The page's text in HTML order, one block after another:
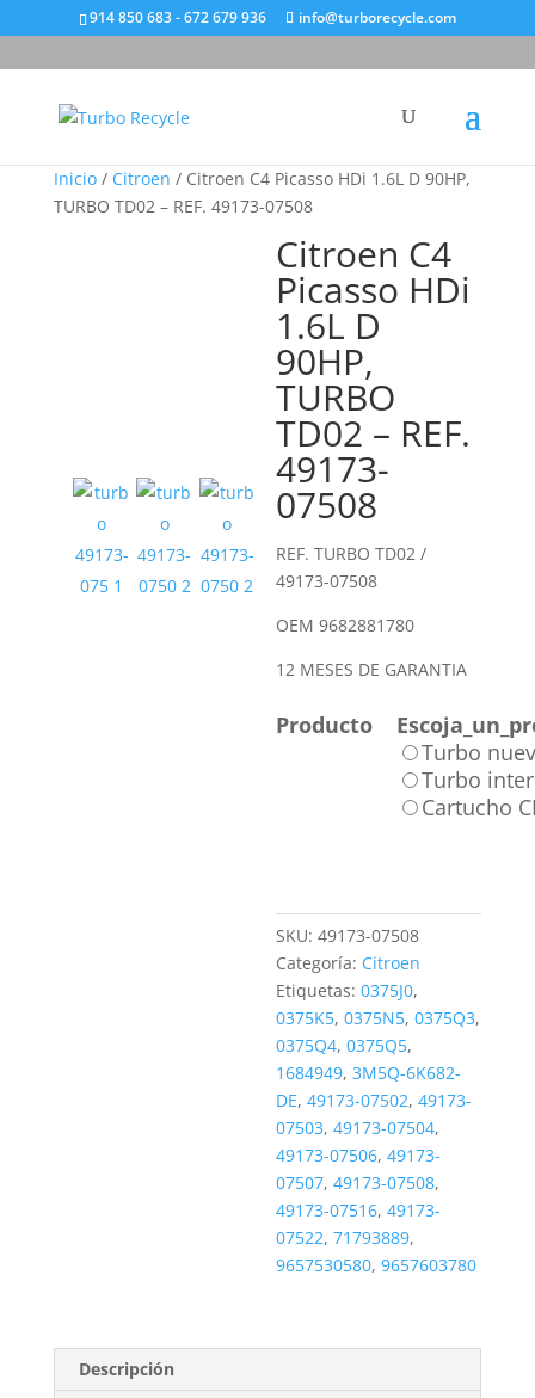
914 850 683 - 672 679 936 info@turborecycle.com
Inicio/ Citroen / Citroen C4 Picasso HDi 1.6L D 90HP,
TURBO TD02 – REF. 49173-07508
Citroen C4
Picasso HDi
1.6L D
90HP,
TURBO
TD02 – REF.
49173-
07508
REF. TURBO TD02 /
49173-07508
OEM 9682881780
12 MESES DE GARANTIA
Producto
Turbo
Turbo
Cartucho
SKU:49173-07508
Categoría: Citroen
Etiquetas:0375J0,
0375K5,0375N5,0375Q3,
0375Q4,0375Q5,
1684949,3M5Q-6K682-
DE,49173-07502,49173-
07503,49173-07504,
49173-07506,49173-
07507,49173-07508,
49173-07516,49173-
07522,71793889,
9657530580,9657603780
Descripción